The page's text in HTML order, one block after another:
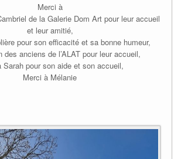
Merci à
de la Galerie Dom Art pour leur accueil
et leur amitié,
pour son efficacité et sa bonne humeur,
des anciens de l’ALAT pour leur accueil,
Sarah pour son aide et son accueil,
Merci à Mélanie